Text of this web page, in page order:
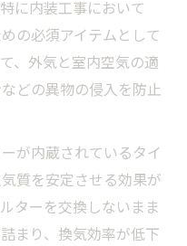
得られる快適性の違
ジスターの最新機
内環境に与える効果
進化と内装工事の関
に内装工事において
の必須アイテムとして
、外気と室内空気の適
どの異物の侵入を防止
が内蔵されているタイ
質を安定させる効果が
ターを交換しないまま
まり、換気効率が低下